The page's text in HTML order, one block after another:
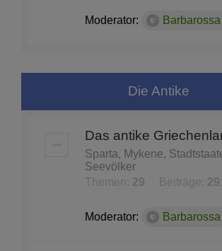
Moderator: Barbarossa
Die Antike
Das antike
Sparta, Mykene,
Seevölker
Themen: 29 Beiträge: 291
Moderator: Barbarossa